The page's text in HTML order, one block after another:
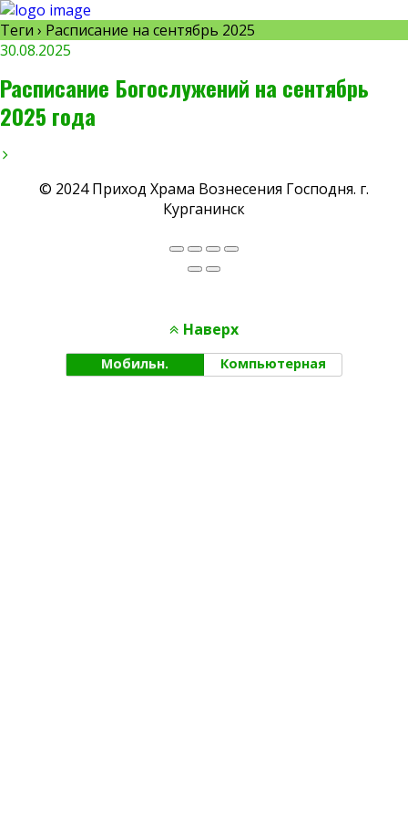
Теги › Расписание на сентябрь 2025
30.08.2025
Расписание Богослужений на сентябрь
2025 года
© 2024 Приход Храма Вознесения Господня. г.
Курганинск
Наверх
Мобильн. Компьютерная